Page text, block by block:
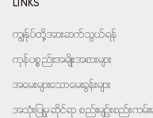
LINKS
ကျွန်ုပ်တို့အားဆက်သွယ်ရန်
ကုန်ပစ္စည်းအမျိုးအစားများ
အမေးများသောမေးခွန်းများ
အသုံးပြုမှုဆိုင်ရာ စည်းမျဉ်းစည်းကမ်းမ